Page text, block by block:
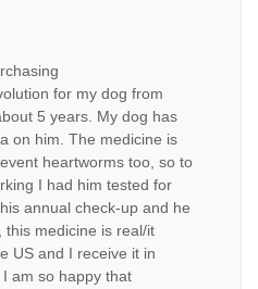
for my dog from
5 years. My dog has
on him. The medicine is
heartworms too, so to
I had him tested for
annual check-up and he
this medicine is real/it
US and I receive it in
am so happy that